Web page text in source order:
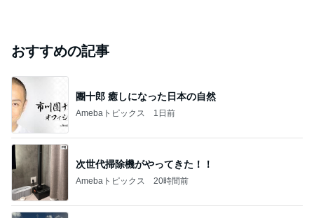
おすすめの記事
團十郎 癒しになった日本の自然
Amebaトピックス 1日前
次世代掃除機がやってきた！！
Amebaトピックス 20時間前